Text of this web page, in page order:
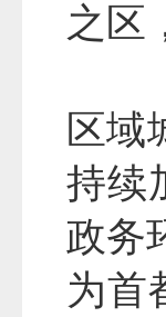
之区
区域
持续
政务
为首